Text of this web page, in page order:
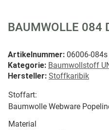
BAUMWOLLE 084
Artikelnummer: 06006-084s
Kategorie: Baumwollstoff
Hersteller: Stoffkaribik
Stoffart:
Baumwolle Webware
Material